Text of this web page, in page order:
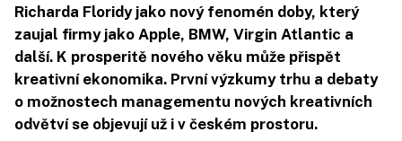
Richarda Floridy jako nový fenomén doby, který
zaujal firmy jako Apple, BMW, Virgin Atlantic a
další. K prosperitě nového věku může přispět
kreativní ekonomika. První výzkumy trhu a debaty
o možnostech managementu nových kreativních
odvětví se objevují už i v českém prostoru.